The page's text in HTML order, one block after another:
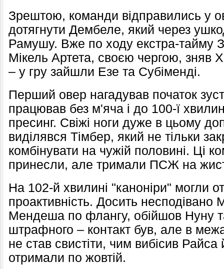
Зрештою, команди відправились у
дотягнути Дембеле, який через
Рамушу. Вже по ходу екстра-тайму
Мікель Артета, своєю чергою, зняв
– у гру зайшли Езе та Субіменді.
Перший овер нагадував початок
працював без м'яча і до 100-ї
пресинг. Свіжі ноги дуже в цьому
виділявся Тімбер, який не тільки
комбінувати на чужій половині. Ці
принесли, але тримали ПСЖ на
На 102-й хвилині "каноніри" могли
проактивність. Досить несподівано
Мендеша по флангу, обійшов Нуну
штрафного – контакт був, але в
не став свистіти, чим вибісив
отримали по жовтій.